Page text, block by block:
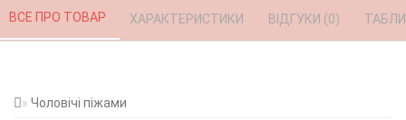
Чоловічі піжами
ВСЕ ПРО ТОВАР ХАРАКТЕРИСТИКИ ВІДГУКИ (0)